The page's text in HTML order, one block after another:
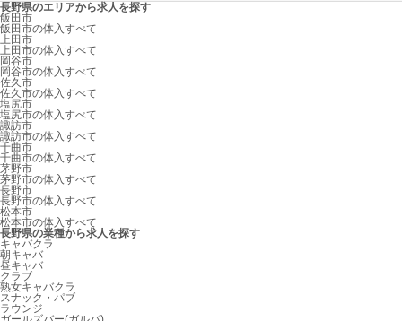
長野県のエリアから求人を探す
飯田市
飯田市の体入すべて
上田市
上田市の体入すべて
岡谷市
岡谷市の体入すべて
佐久市
佐久市の体入すべて
塩尻市
塩尻市の体入すべて
諏訪市
諏訪市の体入すべて
千曲市
千曲市の体入すべて
茅野市
茅野市の体入すべて
長野市
長野市の体入すべて
松本市
松本市の体入すべて
長野県の業種から求人を探す
キャバクラ
朝キャバ
昼キャバ
クラブ
熟女キャバクラ
スナック・パブ
ラウンジ